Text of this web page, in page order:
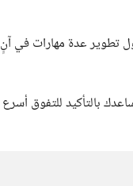
تطوير عدة مهارات في آنٍ
بالتأكيد للتفوق أسرع